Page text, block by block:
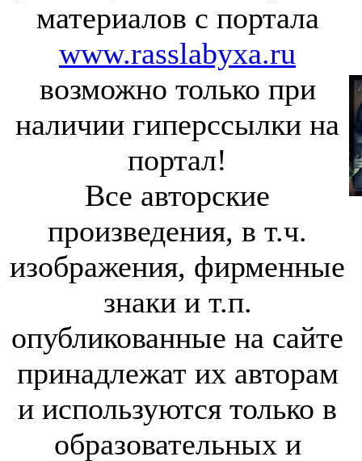
материалов с портала
www.rasslabyxa.ru
возможно только при
наличии гиперссылки на
портал!
Все авторские
произведения, в т.ч.
изображения, фирменные
знаки и т.п.
опубликованные на сайте
принадлежат их авторам
и используются только в
образовательных и